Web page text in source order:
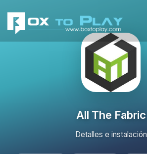
All The Fabric
Detalles e instalación